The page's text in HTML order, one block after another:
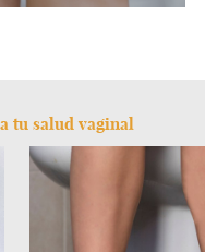
tu salud vaginal